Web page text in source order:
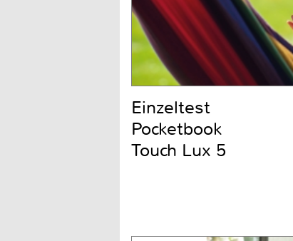
Einzeltest
Pocketbook
Touch Lux 5